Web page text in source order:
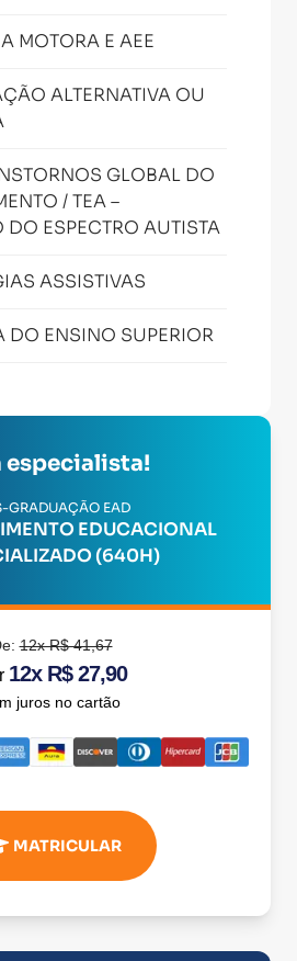
MOTORA E AEE
ALTERNATIVA OU
GLOBAL DO
/ TEA –
DO ESPECTRO AUTISTA
ASSISTIVAS
DO ENSINO SUPERIOR
especialista!
GRADUAÇÃO EAD
EDUCACIONAL
(640H)
12x R$ 41,67
12x R$ 27,90
juros no cartão
MATRICULAR